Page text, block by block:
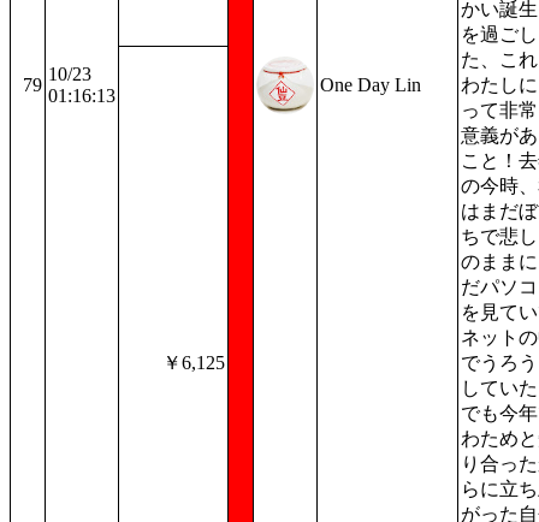
79
10/23
01:16:13
One Day Lin
かい誕
を過ごし
た、こ
わたし
って非
意義が
こと！
の今時
はまだ
ちで悲
のまま
だパソ
を見て
ネット
でうろ
してい
でも今
わため
り合っ
らに立
がった
￥6,125